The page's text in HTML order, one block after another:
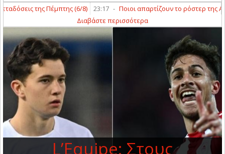
της Πέμπτης (6/8) 23:17 - Ποιοι απαρτίζουν το ρόστερ της ΑΣΑ
Διαβάστε περισσότερα
L’Equipe: Στους